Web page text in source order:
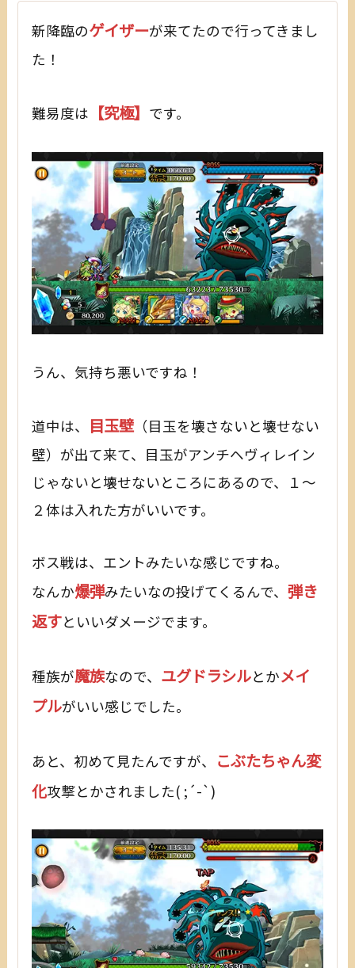
新降臨のゲイザーが来てたので行ってきまし
た！
難易度は 【究極】 です。
うん、気持ち悪いですね！
道中は、 目玉壁（目玉を壊さないと壊せない
壁）が出て来て、目玉がアンチヘヴィレイン
じゃないと壊せないところにあるので、１～
２体は入れた方がいいです。
ボス戦は、エントみたいな感じですね。
なんか爆弾みたいなの投げてくるんで、弾き
返すといいダメージでます。
種族が魔族なので、 ユグドラシルとかメイ
プルがいい感じでした。
あと、初めて見たんですが、
こぶたちゃん変
化攻撃とかされました( ;´-`)